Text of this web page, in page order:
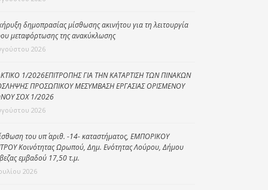
δημοπρασίας μίσθωσης ακινήτου για τη λειτουργία
μεταφόρτωσης της ανακύκλωσης
2026
1/2026ΕΠΙΤΡΟΠΗΣ ΓΙΑ ΤΗΝ ΚΑΤΑΡΤΙΣΗ ΤΩΝ ΠΙΝΑΚΩΝ
ΠΡΟΣΩΠΙΚΟΥ ΜΕΣΥΜΒΑΣΗ ΕΡΓΑΣΙΑΣ ΟΡΙΣΜΕΝΟΥ
ΣΟΧ 1/2026
2026
του υπ΄ αριθ. -14- καταστήματος, ΕΜΠΟΡΙΚΟΥ
Κοινότητας Ωρωπού, Δημ. Ενότητας Λούρου, Δήμου
εμβαδού 17,50 τ.μ.
2026